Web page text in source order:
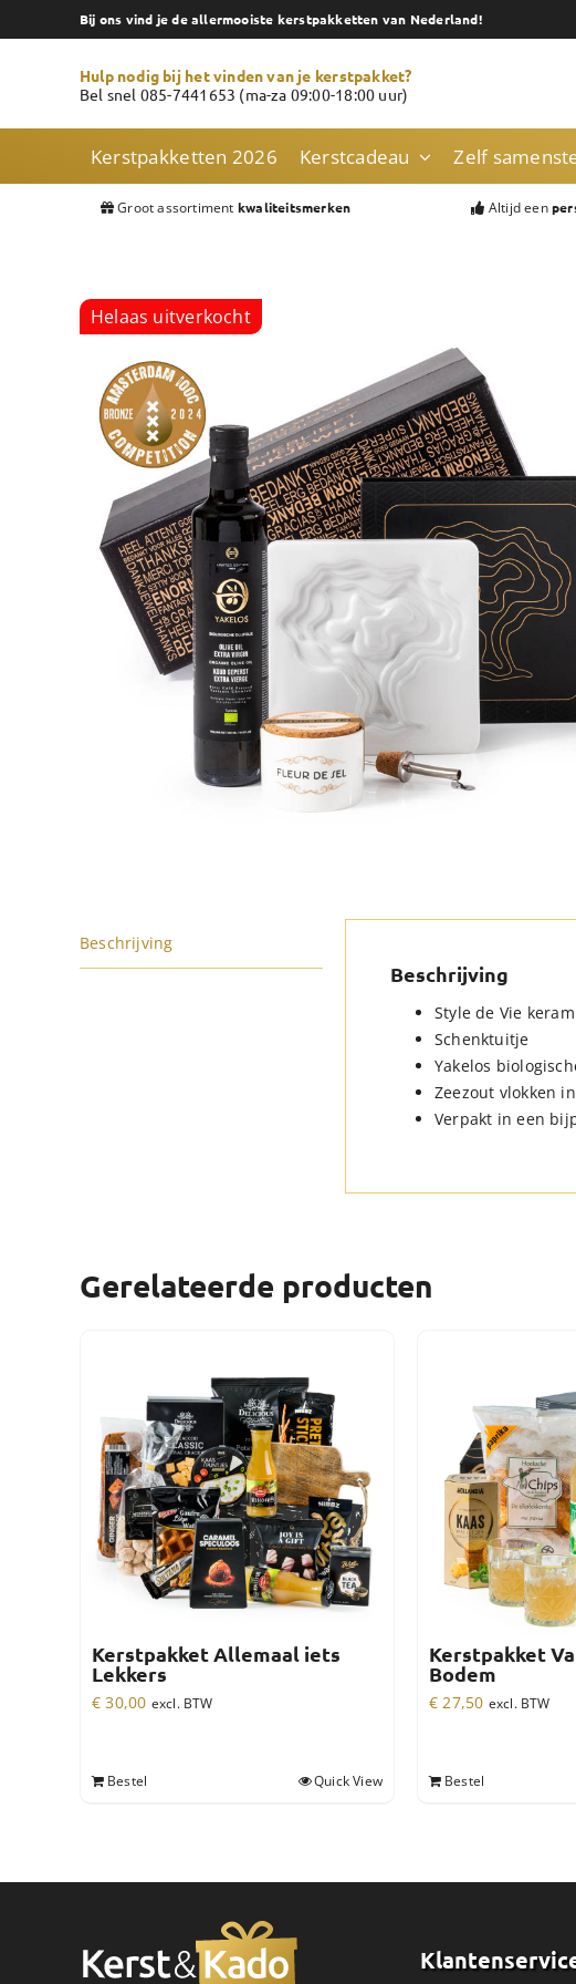
to
Bij ons vind je de allermooiste kerstpakketten van Nederland!
Hulp nodig bij het vinden van je kerstpakket?
Bel snel 085-7441653 (ma-za 09:00-18:00 uur)
Kerstpakketten 2026 Kerstcadeau Zelf
Groot assortiment kwaliteitsmerken Altijd een
Helaas uitverkocht
Beschrijving
Beschrijving
Style de Vie
Schenktuitje
Yakelos
Zeezout vlokken
Verpakt in een
Gerelateerde producten
Kerstpakket Allemaal iets
Lekkers
€ 30,00 excl. BTW
Bestel Quick View
Kerstpakket
Bodem
€ 27,50 excl. BTW
Bestel